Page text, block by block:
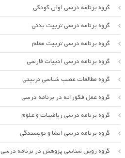
گروه برنامه درسی اوان کودکی
گروه برنامه درسی تربیت بدنی
گروه برنامه درسی تربیت معلم
گروه برنامه درسی ادبیات فارسی
گروه مطالعات عصب شناسی تربیتی
گروه عمل فکورانه در برنامه درسی
گروه برنامه درسی ریاضیات و علوم
گروه برنامه درسی انشا و نویسندگی
گروه روش شناسی پژوهش در برنامه درسی